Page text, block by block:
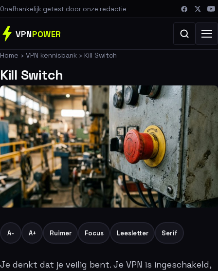
Onafhankelijk getest door onze redactie
VPNPOWER
Home › VPN kennisbank › Kill Switch
Kill Switch
A- A+ Ruimer Focus Leesletter Serif
Je denkt dat je veilig bent. Je VPN is ingeschakeld,